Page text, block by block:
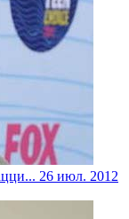
26 июл. 2012